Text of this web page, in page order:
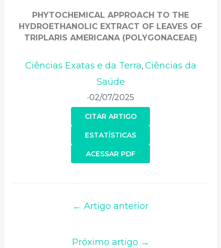
PHYTOCHEMICAL APPROACH TO THE
HYDROETHANOLIC EXTRACT OF LEAVES OF
TRIPLARIS AMERICANA (POLYGONACEAE)
Ciências Exatas e da Terra, Ciências da
Saúde
•02/07/2025
CITAR ARTIGO
ACESSAR PDF
ESTATÍSTICAS
← Artigo anterior
Próximo artigo →